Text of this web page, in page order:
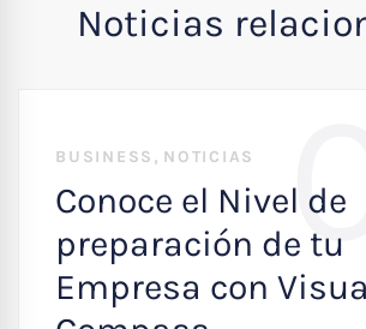
Noticias
BUSINESS , NOTICIAS
Conoce el Nivel de
preparación de tu
Empresa con